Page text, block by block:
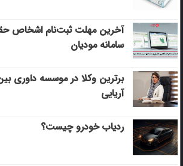
آخرین مهلت ثبت‌نام اشخاص
سامانه مودیان
برترین وکلا در موسسه داوری
آریایی
ردیاب خودرو چیست؟